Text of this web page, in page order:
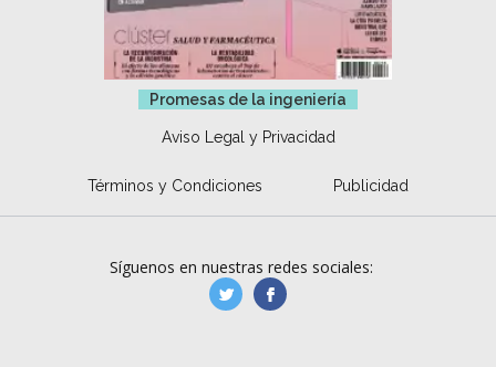
Promesas de la ingeniería
Aviso Legal y Privacidad
Términos y Condiciones Publicidad
Síguenos en nuestras redes sociales:
manufacturaGE